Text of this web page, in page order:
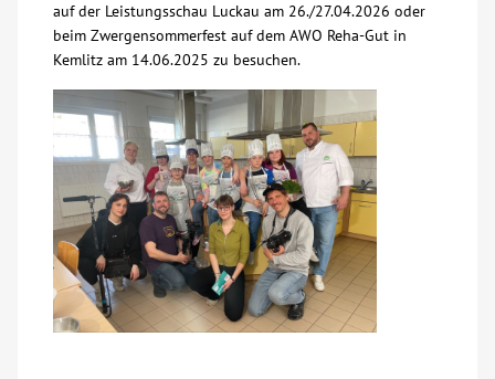
auf der Leistungsschau Luckau am 26./27.04.2026 oder
beim Zwergensommerfest auf dem AWO Reha-Gut in
Kemlitz am 14.06.2025 zu besuchen.